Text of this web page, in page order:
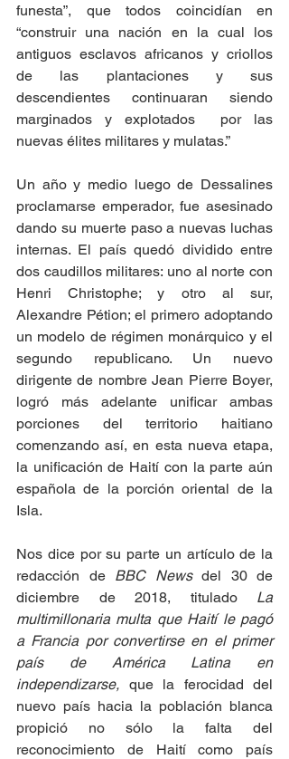
funesta”, que todos coincidían en
“construir una nación en la cual los
antiguos esclavos africanos y criollos
de las plantaciones y sus
descendientes continuaran siendo
marginados y explotados  por las
nuevas élites militares y mulatas.”
Un año y medio luego de Dessalines
proclamarse emperador, fue asesinado
dando su muerte paso a nuevas luchas
internas. El país quedó dividido entre
dos caudillos militares: uno al norte con
Henri Christophe; y otro al sur,
Alexandre Pétion; el primero adoptando
un modelo de régimen monárquico y el
segundo republicano. Un nuevo
dirigente de nombre Jean Pierre Boyer,
logró más adelante unificar ambas
porciones del territorio haitiano
comenzando así, en esta nueva etapa,
la unificación de Haití con la parte aún
española de la porción oriental de la
Isla.
Nos dice por su parte un artículo de la
redacción de BBC News del 30 de
diciembre de 2018, titulado La
multimillonaria multa que Haití le pagó
a Francia por convertirse en el primer
país de América Latina en
independizarse, que la ferocidad del
nuevo país hacia la población blanca
propició no sólo la falta del
reconocimiento de Haití como país